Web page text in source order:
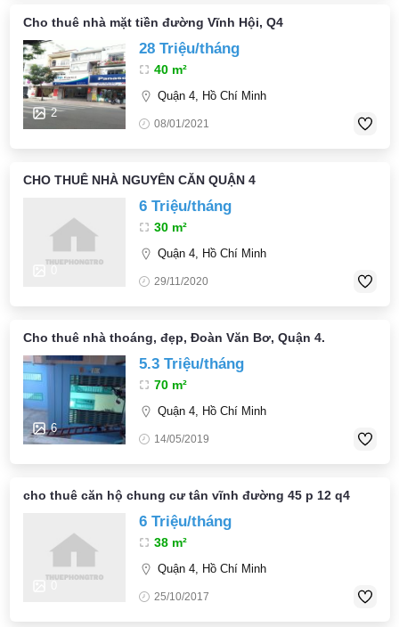
Cho thuê nhà mặt tiền đường Vĩnh Hội, Q4
2
28 Triệu/tháng
40 m²
Quận 4, Hồ Chí Minh
08/01/2021
CHO THUÊ NHÀ NGUYÊN CĂN QUẬN 4
6 Triệu/tháng
30 m²
Quận 4, Hồ Chí Minh
29/11/2020
Cho thuê nhà thoáng, đẹp, Đoàn Văn Bơ, Quận 4.
6
5.3 Triệu/tháng
70 m²
Quận 4, Hồ Chí Minh
14/05/2019
cho thuê căn hộ chung cư tân vĩnh đường 45 p 12 q4
6 Triệu/tháng
38 m²
Quận 4, Hồ Chí Minh
25/10/2017